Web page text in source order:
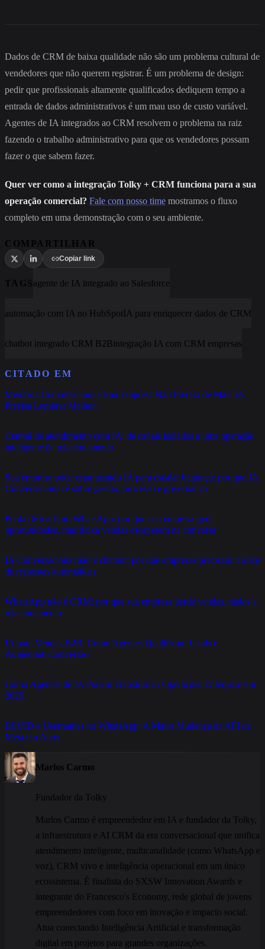
Dados de CRM de baixa qualidade não são um problema cultural de
vendedores que não querem registrar. É um problema de design:
pedir que profissionais altamente qualificados dediquem tempo a
entrada de dados administrativos é um mau uso de custo variável.
Agentes de IA integrados ao CRM resolvem o problema na raiz
fazendo o trabalho administrativo para que os vendedores possam
fazer o que sabem fazer.
Quer ver como a integração Tolky + CRM funciona para a sua
operação comercial? Fale com nosso time mostramos o fluxo
completo em uma demonstração com o seu ambiente.
COMPARTILHAR
Copiar link
TAGSagente de IA integrado ao Salesforce
automação com IA no HubSpotIA para enriquecer dados de CRM
chatbot integrado CRM B2Bintegração IA com CRM empresas
CITADO EM
Memória Conversacional: Sua Empresa Não Precisa de Mais IA.
Precisa Lembrar Melhor.
Central de atendimento com IA: de canais isolados a uma operação
inteligente de relacionamento
Sua empresa pode estar usando IA para escalar bagunça: por que IA
Conversacional é sobre gestão, processo e governança
Perda de leads no WhatsApp: por que sua empresa gera
oportunidades, mas deixa vendas escaparem na conversa
IA Conversacional não é chatbot: por que empresas precisam ir além
de respostas automáticas
WhatsApp não é CRM: por que sua empresa perde vendas, dados e
relacionamento
IA para Vendas B2B: Como Agentes Qualificam Leads e
Aumentam Conversão
Como Agentes de IA Podem Transformar Operações Enterprise em
2025
BSUID e Usernames no WhatsApp: A Maior Mudança da API da
Meta em Anos
Marlos Carmo
Fundador da Tolky
Marlos Carmo é empreendedor em IA e fundador da Tolky,
a infraestrutura e AI CRM da era conversacional que unifica
atendimento inteligente, multicanalidade (como WhatsApp e
voz), CRM vivo e inteligência operacional em um único
ecossistema. É finalista do SXSW Innovation Awards e
integrante do Francesco's Economy, rede global de jovens
empreendedores com foco em inovação e impacto social.
Atua conectando Inteligência Artificial e transformação
digital em projetos para grandes organizações.